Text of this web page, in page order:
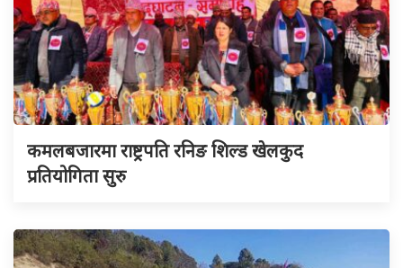
कमलबजारमा राष्ट्रपति रनिङ शिल्ड खेलकुद
प्रतियोगिता सुरु